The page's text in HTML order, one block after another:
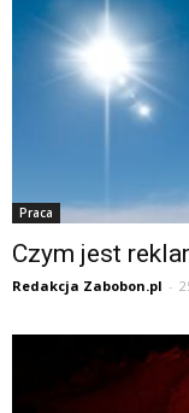
Praca
Czym jest
Redakcja Zabobon.pl -